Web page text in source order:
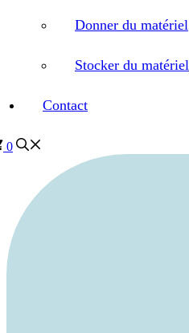
Donner du matériel
Stocker du matériel
Contact
0